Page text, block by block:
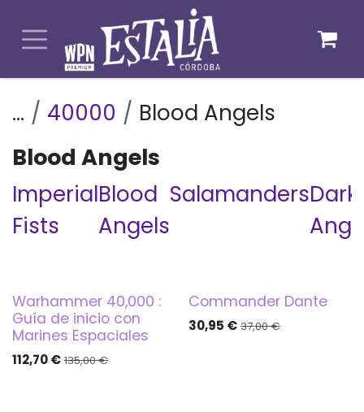
... 40000 Blood Angels
Blood Angels
Imperial
Fists
Blood
Angels
SalamandersDark
PREVENTA
Warhammer 40,000 :
Guía de inicio con
Marines Espaciales
112,70€ 135,00€
Commander Dante
30,95 € 37,00€